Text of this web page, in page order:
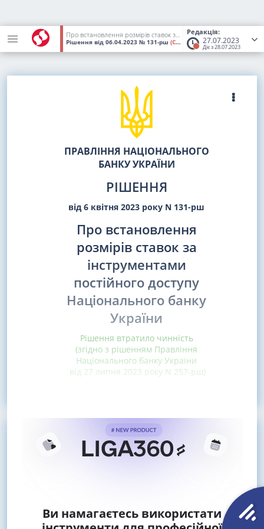
Редакція:
27.07.2023
Діє з 28.07.2023
Про встановлення розмірів ставок за інструментами постійного доступу Національного банку України
Рішення від 06.04.2023 № 131-рш (Статус: Втратив чинність)
ПРАВЛІННЯ НАЦІОНАЛЬНОГО
БАНКУ УКРАЇНИ
РІШЕННЯ
від 6 квітня 2023 року N 131-рш
Про встановлення
розмірів ставок за
інструментами
постійного доступу
Національного банку
України
Рішення втратило чинність
(згідно з рішенням Правління
Національного банку України
від 27 липня 2023 року N 257-рш)
Ви намагаєтесь використати